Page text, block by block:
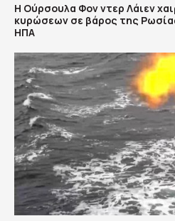
Η Ούρσουλα Φον ντερ Λάιεν
κυρώσεων σε βάρος της
ΗΠΑ